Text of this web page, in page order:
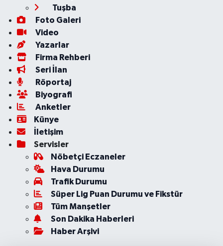
Tuşba
Foto Galeri
Video
Yazarlar
Firma Rehberi
Seri İlan
Röportaj
Biyografi
Anketler
Künye
İletişim
Servisler
Nöbetçi Eczaneler
Hava Durumu
Trafik Durumu
Süper Lig Puan Durumu ve Fikstür
Tüm Manşetler
Son Dakika Haberleri
Haber Arşivi